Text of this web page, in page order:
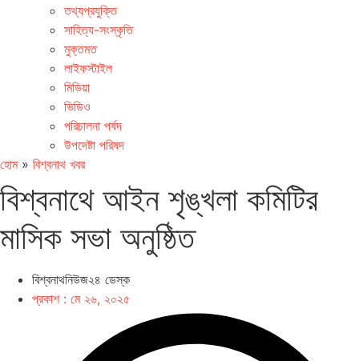
তথ্যপ্রযুক্তি
সাহিত্য-সংস্কৃতি
মুক্তমত
লাইফস্টাইল
মিডিয়া
ভিডিও
পরিচালনা পর্ষদ
উপদেষ্টা পরিষদ
হোম» বিশ্বনাথ খবর
বিশ্বনাথে আইন শৃঙ্খলা কমিটির
মাসিক সভা অনুষ্ঠিত
বিশ্বনাথনিউজ২৪ ডেস্ক
প্রকাশ : মে ২৬, ২০২৫